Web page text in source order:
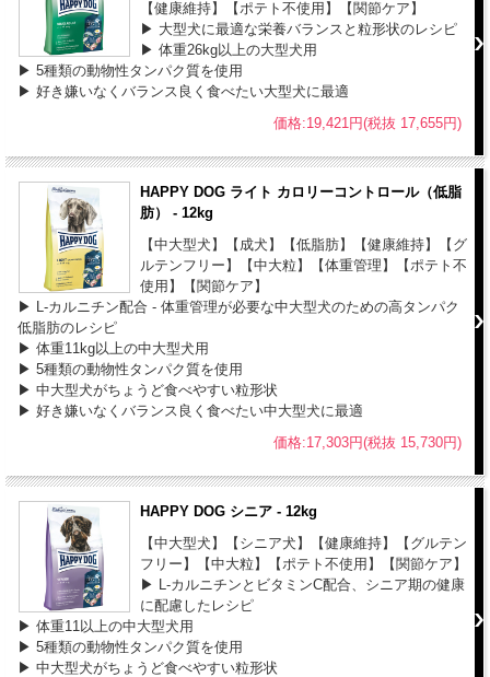
【健康維持】【ポテト不使用】【関節ケア】
▶ 大型犬に最適な栄養バランスと粒形状のレシピ
▶ 体重26kg以上の大型犬用
▶ 5種類の動物性タンパク質を使用
▶ 好き嫌いなくバランス良く食べたい大型犬に最適
価格:19,421円(税抜 17,655円)
HAPPY DOG ライト カロリーコントロール（低脂
肪） - 12kg
【中大型犬】【成犬】【低脂肪】【健康維持】【グ
ルテンフリー】【中大粒】【体重管理】【ポテト不
使用】【関節ケア】
▶ L-カルニチン配合 - 体重管理が必要な中大型犬のための高タンパク
低脂肪のレシピ
▶ 体重11kg以上の中大型犬用
▶ 5種類の動物性タンパク質を使用
▶ 中大型犬がちょうど食べやすい粒形状
▶ 好き嫌いなくバランス良く食べたい中大型犬に最適
価格:17,303円(税抜 15,730円)
HAPPY DOG シニア - 12kg
【中大型犬】【シニア犬】【健康維持】【グルテン
フリー】【中大粒】【ポテト不使用】【関節ケア】
▶ L-カルニチンとビタミンC配合、シニア期の健康
に配慮したレシピ
▶ 体重11以上の中大型犬用
▶ 5種類の動物性タンパク質を使用
▶ 中大型犬がちょうど食べやすい粒形状